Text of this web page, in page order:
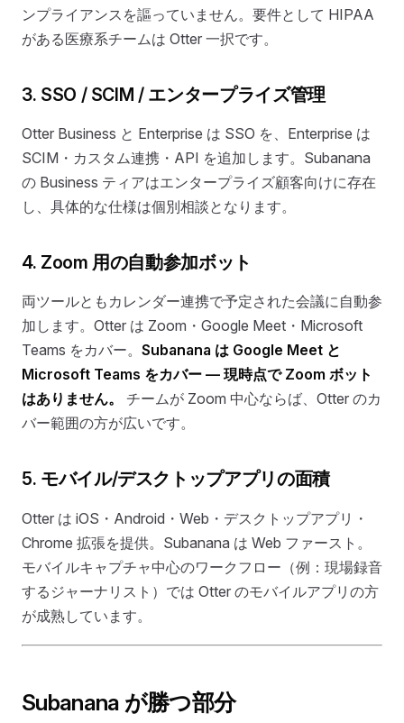
ンプライアンスを謳っていません。要件として HIPAA
がある医療系チームは Otter 一択です。
3. SSO / SCIM / エンタープライズ管理
Otter Business と Enterprise は SSO を、Enterprise は
SCIM・カスタム連携・API を追加します。Subanana
の Business ティアはエンタープライズ顧客向けに存在
し、具体的な仕様は個別相談となります。
4. Zoom 用の自動参加ボット
両ツールともカレンダー連携で予定された会議に自動参
加します。Otter は Zoom・Google Meet・Microsoft
Teams をカバー。 Subanana は Google Meet と
Microsoft Teams をカバー — 現時点で Zoom ボット
はありません。
チームが Zoom 中心ならば、Otter のカ
バー範囲の方が広いです。
5. モバイル/デスクトップアプリの面積
Otter は iOS・Android・Web・デスクトップアプリ・
Chrome 拡張を提供。Subanana は Web ファースト。
モバイルキャプチャ中心のワークフロー（例：現場録音
するジャーナリスト）では Otter のモバイルアプリの方
が成熟しています。
Subanana が勝つ部分